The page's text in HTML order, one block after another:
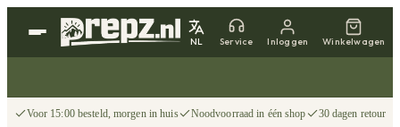
NL Service Inloggen Winkelwagen
Voor 15:00 besteld, morgen in huis Noodvoorraad in één shop 30 dagen retour